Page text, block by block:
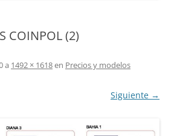
COINPOL (2)
a 1492 × 1618en Precios y modelos
Siguiente →